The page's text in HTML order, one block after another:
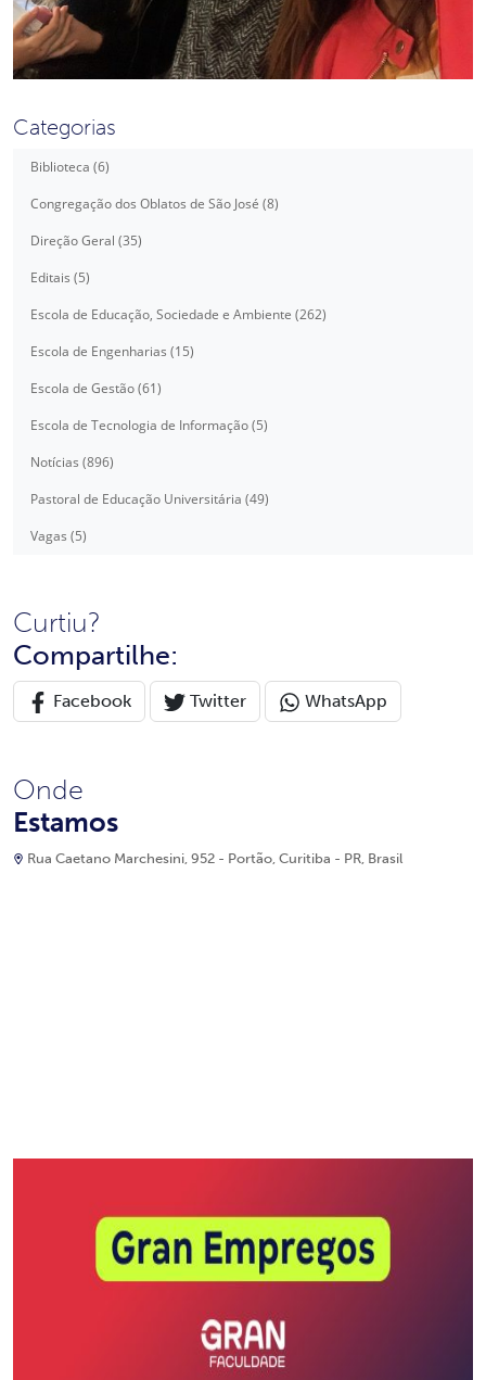
Categorias
Biblioteca (6)
Congregação dos Oblatos de São José (8)
Direção Geral (35)
Editais (5)
Escola de Educação, Sociedade e Ambiente (262)
Escola de Engenharias (15)
Escola de Gestão (61)
Escola de Tecnologia de Informação (5)
Notícias (896)
Pastoral de Educação Universitária (49)
Vagas (5)
Curtiu?
Compartilhe:
Facebook Twitter WhatsApp
Onde
Estamos
Rua Caetano Marchesini, 952 - Portão, Curitiba - PR, Brasil